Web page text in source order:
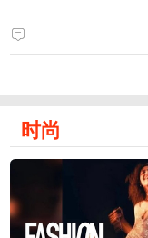
时尚